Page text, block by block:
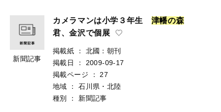
新聞記事
カメラマンは小学３年生 津幡の森
君、金沢で個展
掲載紙 ：
北國：朝刊
掲載日
：
2009-09-17
掲載ページ
：
27
地域
：
石川県・北陸
種別
： 新聞記事